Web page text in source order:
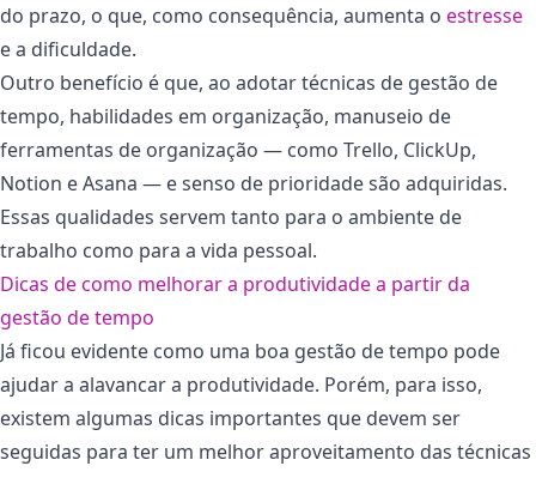
do prazo, o que, como consequência, aumenta o estresse
e a dificuldade.
Outro benefício é que, ao adotar técnicas de gestão de
tempo, habilidades em organização, manuseio de
ferramentas de organização — como Trello, ClickUp,
Notion e Asana — e senso de prioridade são adquiridas.
Essas qualidades servem tanto para o ambiente de
trabalho como para a vida pessoal.
Dicas de como melhorar a produtividade a partir da
gestão de tempo
Já ficou evidente como uma boa gestão de tempo pode
ajudar a alavancar a produtividade. Porém, para isso,
existem algumas dicas importantes que devem ser
seguidas para ter um melhor aproveitamento das técnicas